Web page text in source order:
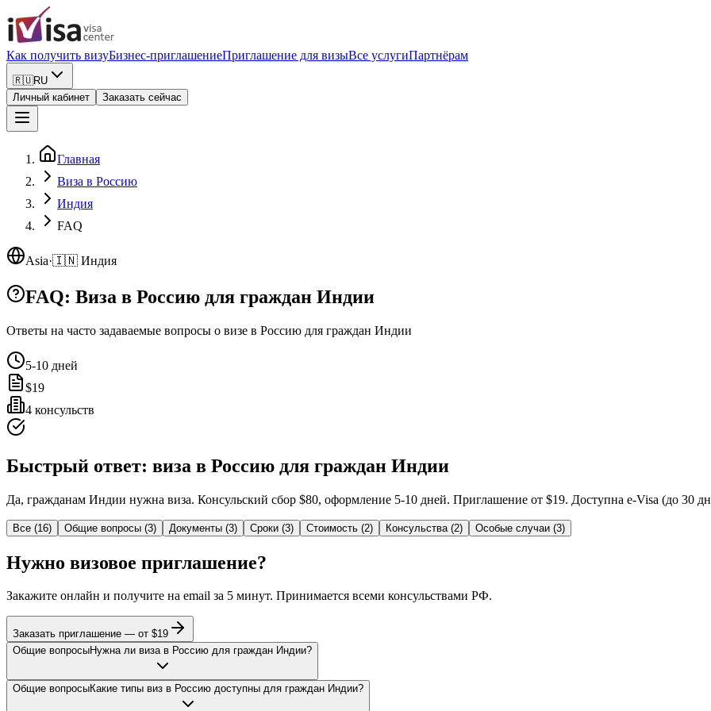
Как получить визуБизнес-приглашениеПриглашение для визыВсе услугиПартнёрам
🇷🇺RU
Личный кабинет
Заказать сейчас
Главная
Виза в Россию
Индия
FAQ
Asia·🇮🇳 Индия
FAQ: Виза в Россию для граждан Индии
Ответы на часто задаваемые вопросы о визе в Россию для граждан Индии
5-10 дней
$19
4 консульств
Быстрый ответ: виза в Россию для граждан Индии
Да, гражданам Индии нужна виза. Консульский сбор $80, оформление 5-10 дней. Приглашение от $19. Доступна e-Visa (до 30
Все (16) Общие вопросы (3) Документы (3) Сроки (3) Стоимость (2) Консульства (2) Особые случаи (3)
Нужно визовое приглашение?
Закажите онлайн и получите на email за 5 минут. Принимается всеми консульствами РФ.
Заказать приглашение — от $19
Общие вопросыНужна ли виза в Россию для граждан Индии?
Общие вопросыКакие типы виз в Россию доступны для граждан Индии?